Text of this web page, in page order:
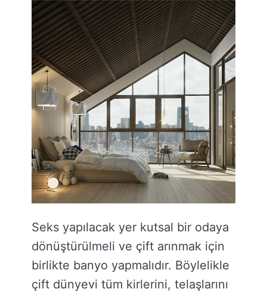
Seks yapılacak yer kutsal bir odaya
dönüştürülmeli ve çift arınmak için
birlikte banyo yapmalıdır. Böylelikle
çift dünyevi tüm kirlerini, telaşlarını